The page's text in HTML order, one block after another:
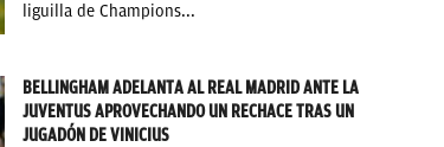
liguilla de Champions...
BELLINGHAM ADELANTA AL REAL MADRID ANTE LA
JUVENTUS APROVECHANDO UN RECHACE TRAS UN
JUGADÓN DE VINICIUS